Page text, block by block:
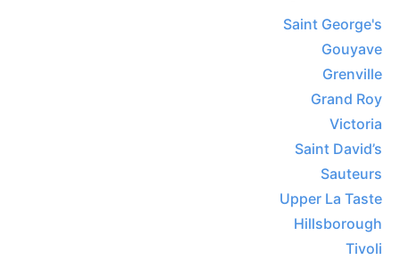
Saint George's
Gouyave
Grenville
Grand Roy
Victoria
Saint David’s
Sauteurs
Upper La Taste
Hillsborough
Tivoli